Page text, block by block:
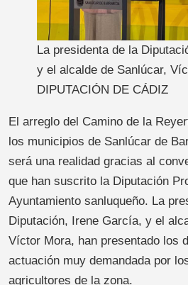
La presidenta de la
y el alcalde de Sanlúcar,
DIPUTACIÓN DE CÁDIZ
El arreglo del Camino de la
los municipios de Sanlúcar de
será una realidad gracias al
que han suscrito la Diputación
Ayuntamiento sanluqueño. La
Diputación, Irene García, y el
Víctor Mora, han presentado los
actuación muy demandada por
agricultores de la zona.